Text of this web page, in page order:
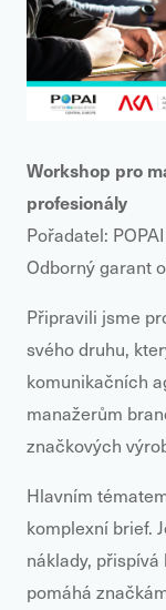
Workshop pro
profesionály
Pořadatel: POPAI
Odborný garant
Připravili jsme
svého druhu,
komunikačních
manažerům
značkových
Hlavním
komplexní brief.
náklady,
pomáhá